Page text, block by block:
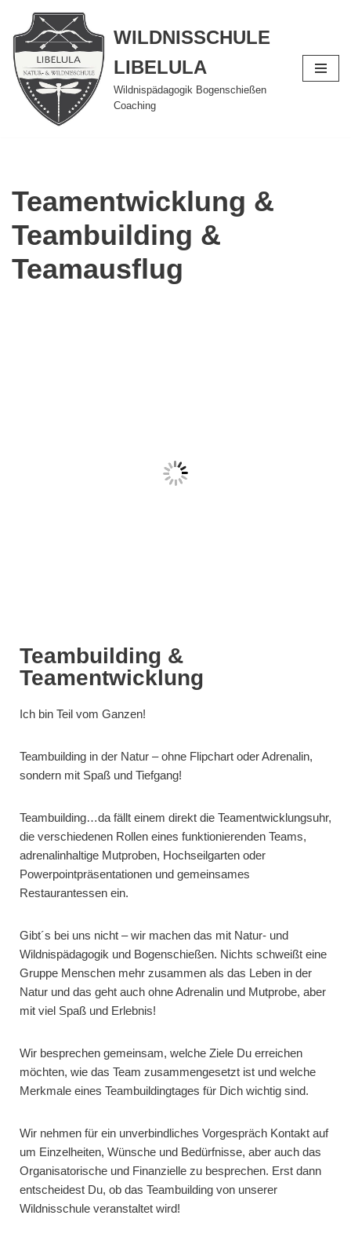
Zum
Inhalt
springen
WILDNISSCHULE
LIBELULA
Wildnispädagogik Bogenschießen
Coaching
Teamentwicklung &
Teambuilding &
Teamausflug
Teambuilding &
Teamentwicklung
Ich bin Teil vom Ganzen!
Teambuilding in der Natur – ohne Flipchart oder Adrenalin,
sondern mit Spaß und Tiefgang!
Teambuilding…da fällt einem direkt die Teamentwicklungsuhr,
die verschiedenen Rollen eines funktionierenden Teams,
adrenalinhaltige Mutproben, Hochseilgarten oder
Powerpointpräsentationen und gemeinsames
Restaurantessen ein.
Gibt´s bei uns nicht – wir machen das mit Natur- und
Wildnispädagogik und Bogenschießen. Nichts schweißt eine
Gruppe Menschen mehr zusammen als das Leben in der
Natur und das geht auch ohne Adrenalin und Mutprobe, aber
mit viel Spaß und Erlebnis!
Wir besprechen gemeinsam, welche Ziele Du erreichen
möchten, wie das Team zusammengesetzt ist und welche
Merkmale eines Teambuildingtages für Dich wichtig sind.
Wir nehmen für ein unverbindliches Vorgespräch Kontakt auf
um Einzelheiten, Wünsche und Bedürfnisse, aber auch das
Organisatorische und Finanzielle zu besprechen. Erst dann
entscheidest Du, ob das Teambuilding von unserer
Wildnisschule veranstaltet wird!